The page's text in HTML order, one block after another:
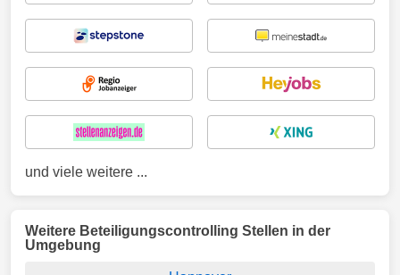
und viele weitere ...
Weitere Beteiligungscontrolling Stellen in der
Umgebung